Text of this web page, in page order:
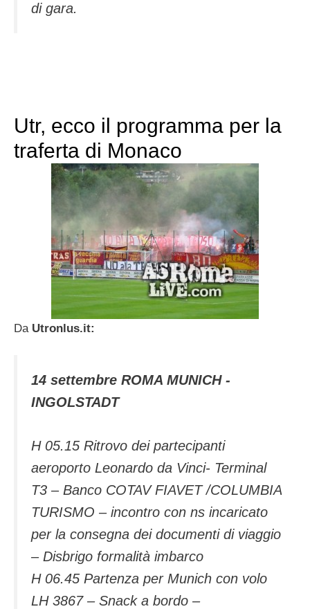
di gara.
Utr, ecco il programma per la
traferta di Monaco
Da Utronlus.it:
14 settembre ROMA MUNICH -
INGOLSTADT
H 05.15 Ritrovo dei partecipanti
aeroporto Leonardo da Vinci- Terminal
T3 – Banco COTAV FIAVET /COLUMBIA
TURISMO – incontro con ns incaricato
per la consegna dei documenti di viaggio
– Disbrigo formalità imbarco
H 06.45 Partenza per Munich con volo
LH 3867 – Snack a bordo –